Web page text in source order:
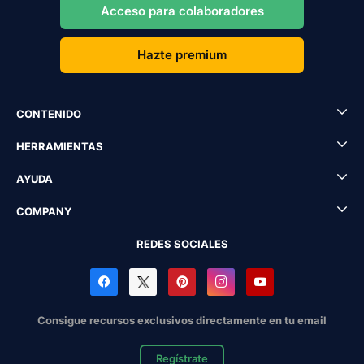
Acceso para colaboradores
Hazte premium
CONTENIDO
HERRAMIENTAS
AYUDA
COMPANY
REDES SOCIALES
Consigue recursos exclusivos directamente en tu email
Regístrate